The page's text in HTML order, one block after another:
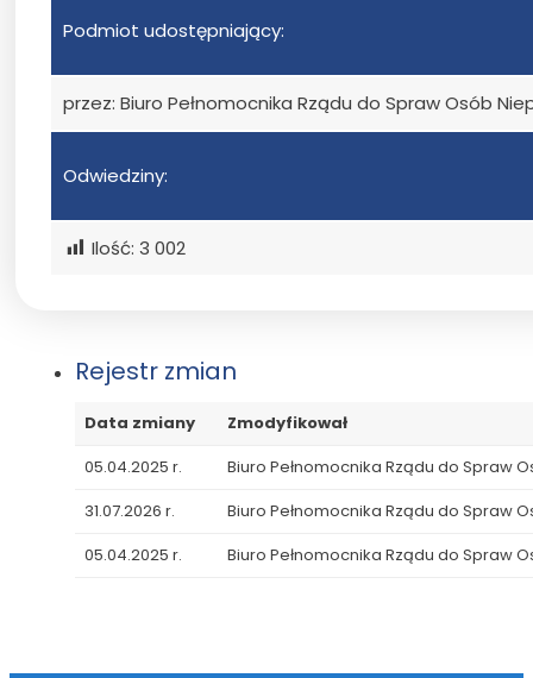
Podmiot udostępniający:
przez: Biuro Pełnomocnika Rządu do Spraw Osób
Odwiedziny:
Ilość: 3 002
Rejestr zmian
Data zmiany
Zmodyfikował
05.04.2025 r.
Biuro Pełnomocnika Rządu do Spraw
31.07.2026 r.
Biuro Pełnomocnika Rządu do Spraw
05.04.2025 r.
Biuro Pełnomocnika Rządu do Spraw